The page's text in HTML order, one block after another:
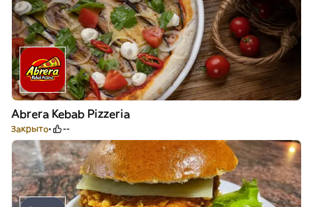
Abrera Kebab Pizzeria
Закрыто --